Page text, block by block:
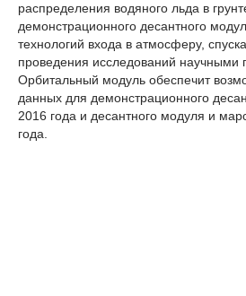
распределения водяного льда в
демонстрационного десантного
технологий входа в атмосферу,
проведения исследований научными
Орбитальный модуль обеспечит
данных для демонстрационного
2016 года и десантного модуля и
года.